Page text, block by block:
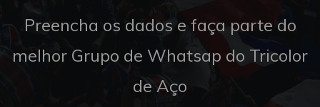
Preencha os dados e faça parte do
melhor Grupo de Whatsap do Tricolor
de Aço